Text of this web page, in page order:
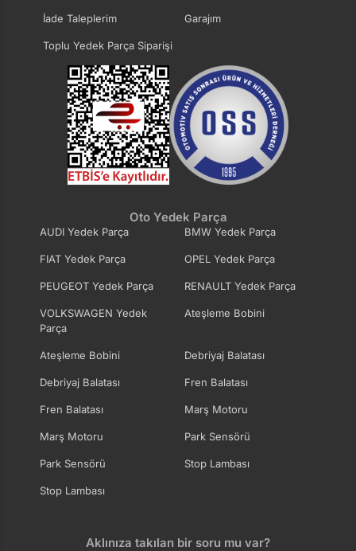
İade Taleplerim Garajım
Toplu Yedek Parça Siparişi
Oto Yedek Parça
AUDI Yedek Parça BMW Yedek Parça
FIAT Yedek Parça OPEL Yedek Parça
PEUGEOT Yedek Parça RENAULT Yedek Parça
VOLKSWAGEN Yedek
Parça
Ateşleme Bobini
Ateşleme Bobini Debriyaj Balatası
Debriyaj Balatası Fren Balatası
Fren Balatası Marş Motoru
Marş Motoru Park Sensörü
Park Sensörü Stop Lambası
Stop Lambası
Aklınıza takılan bir soru mu var?